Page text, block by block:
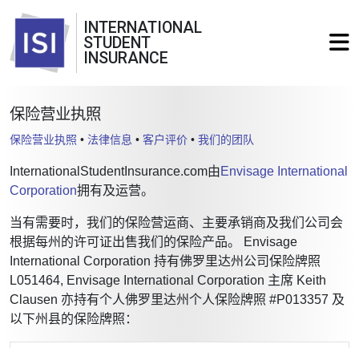
INTERNATIONAL
STUDENT
INSURANCE
保险营业执照
保险营业执照 • 法律信息 • 客户评价 • 我们的团队
InternationalStudentInsurance.com由Envisage International
Corporation拥有及运营。
当有需要时，我们的保险营运商、主要承销商及我们公司会
根据每州的许可证出售我们的保险产品。 Envisage
International Corporation 持有佛罗里达州公司保险牌照
L051464, Envisage International Corporation 主席 Keith
Clausen 亦持有个人佛罗里达州个人保险牌照 #P013357 及
以下州县的保险牌照：